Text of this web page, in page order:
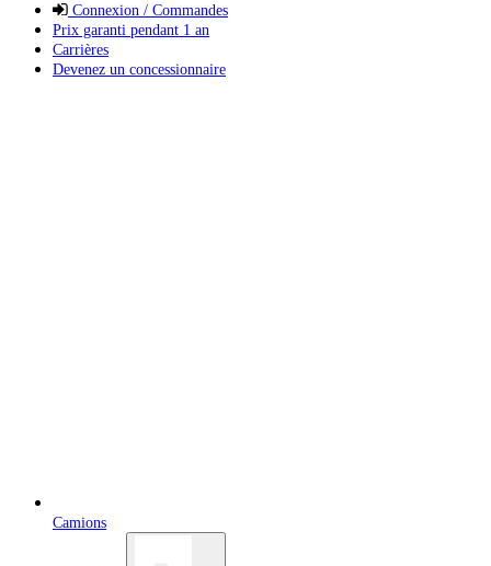
Connexion / Commandes
Prix garanti pendant 1 an
Carrières
Devenez un concessionnaire
Camions